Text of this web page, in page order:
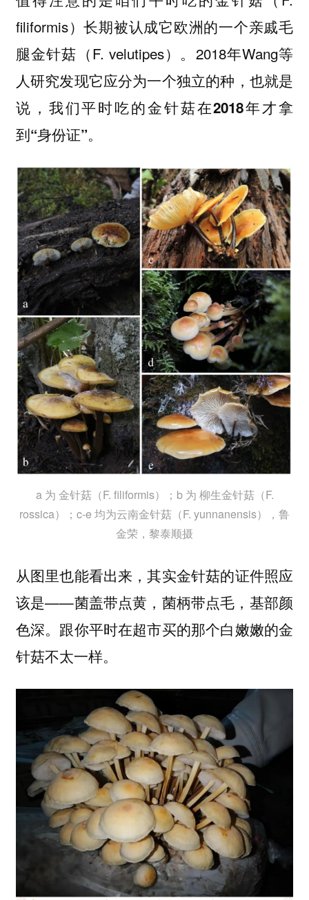
filiformis）长期被认成它欧洲的一个亲戚毛
腿金针菇（F. velutipes）。2018年Wang等
人研究发现它应分为一个独立的种，也就是
说， 我们平时吃的金针菇在2018年才拿
到“身份证”。
a 为 金针菇（F. filiformis）；b 为 柳生金针菇（F.
rossica）；c-e 均为云南金针菇（F. yunnanensis），鲁
金荣，黎泰顺摄
从图里也能看出来，其实金针菇的证件照应
该是——菌盖带点黄，菌柄带点毛，基部颜
色深。跟你平时在超市买的那个白嫩嫩的金
针菇不太一样。